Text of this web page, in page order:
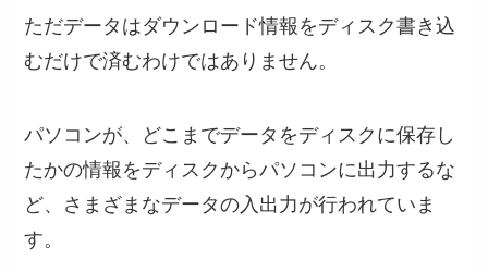
ただデータはダウンロード情報をディスク書き込
むだけで済むわけではありません。
パソコンが、どこまでデータをディスクに保存し
たかの情報をディスクからパソコンに出力するな
ど、さまざまなデータの入出力が行われていま
す。